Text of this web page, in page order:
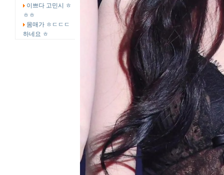
이쁘다 고민시 ㅎ
ㅎㅎ
몸매가 ㅎㄷㄷㄷ
하네요 ㅎ